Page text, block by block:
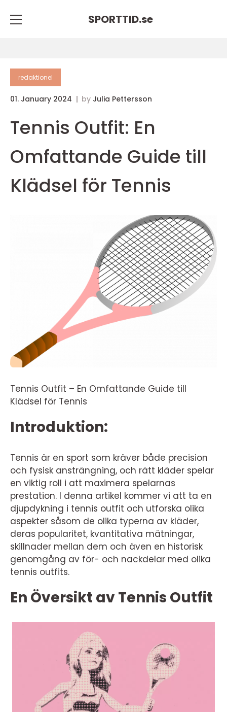
SPORTTID.se
redaktionel
01. January 2024 by Julia Pettersson
Tennis Outfit: En
Omfattande Guide till
Klädsel för Tennis
Tennis Outfit – En Omfattande Guide till
Klädsel för Tennis
Introduktion:
Tennis är en sport som kräver både precision
och fysisk ansträngning, och rätt kläder spelar
en viktig roll i att maximera spelarnas
prestation. I denna artikel kommer vi att ta en
djupdykning i tennis outfit och utforska olika
aspekter såsom de olika typerna av kläder,
deras popularitet, kvantitativa mätningar,
skillnader mellan dem och även en historisk
genomgång av för- och nackdelar med olika
tennis outfits.
En Översikt av Tennis Outfit